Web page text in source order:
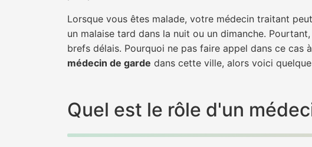
Lorsque vous êtes malade, votre médecin traitant
un malaise tard dans la nuit ou un dimanche.
brefs délais. Pourquoi ne pas faire appel dans ce cas
médecin de garde dans cette ville, alors voici
Quel est le rôle d'un